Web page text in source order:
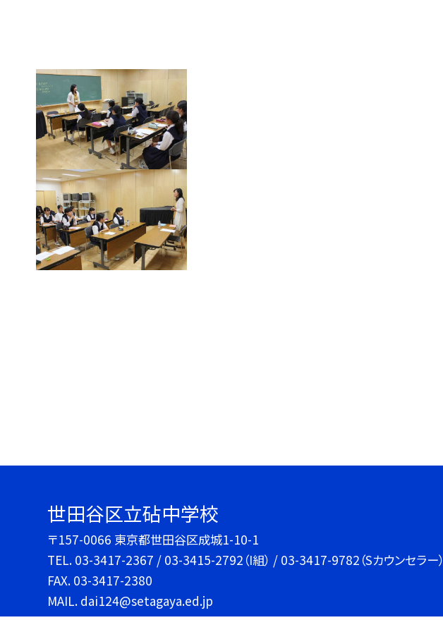
世田谷区立砧中学校
〒157-0066 東京都世田谷区成城1-10-1
TEL. 03-3417-2367 / 03-3415-2792（I組） / 03-3417-9782（Sカウンセラー）
FAX. 03-3417-2380
MAIL. dai124@setagaya.ed.jp